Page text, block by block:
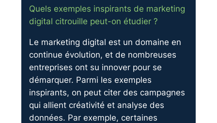
Quels exemples inspirants de marketing
digital citrouille peut-on étudier ?
Le marketing digital est un domaine en
continue évolution, et de nombreuses
entreprises ont su innover pour se
démarquer. Parmi les exemples
inspirants, on peut citer des campagnes
qui allient créativité et analyse des
données. Par exemple, certaines